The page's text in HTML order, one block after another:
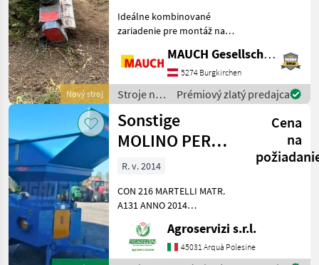
Nový stroj
Ideálne kombinované
zariadenie pre montáž na
kombinácii drviča kameňa a
lesného drviča má PTH
MicroCrusher takmer
neobmedzené hydraulické
využ
MAUCH Gesellschaft m.b.H. & Co.KG
5274 Burgkirchen
Stroje na
stavbu /
Sonstige
Prémiový zlatý predajca
Sonstige
MOLINO PER
CEREALI
DTC (ANNO
2014)
Cena
na
R. v. 2014
CON 216 MARTELLI MATR.
A131 ANNO 2014
APPOGGIO E FINESTRA DI
ISPEZIONE Stroje na stavbu
Drvič/ Stôl na sekanie
Agroservizi s.r.l.
45031 Arquà Polesine